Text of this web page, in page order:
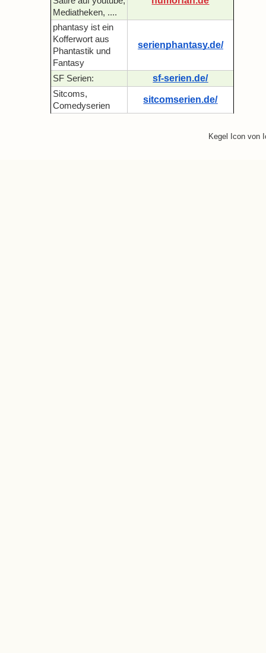
Mediatheken, ....
phantasy ist ein
Kofferwort aus
Phantastik und
Fantasy
serienphantasy.de/
SF Serien: sf-serien.de/
Sitcoms,
Comedyserien
sitcomserien.de/
Kegel Icon von